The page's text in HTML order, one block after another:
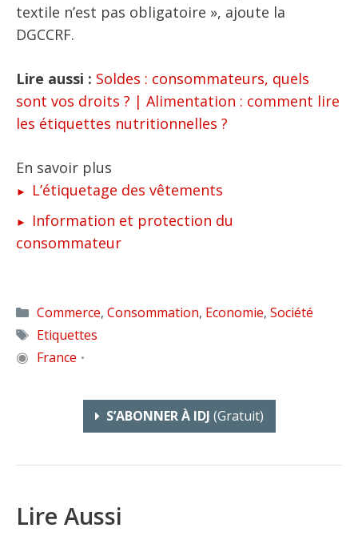
textile n’est pas obligatoire », ajoute la
DGCCRF.
Lire aussi : Soldes : consommateurs, quels
sont vos droits ? | Alimentation : comment lire
les étiquettes nutritionnelles ?
En savoir plus
L’étiquetage des vêtements
Information et protection du
consommateur
Catégories
Commerce, Consommation, Economie, Société
Étiquettes
Etiquettes
◉ France •
S’ABONNER À IDJ (gratuit)
Lire Aussi